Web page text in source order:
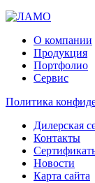
О компании
Продукция
Портфолио
Сервис
Политика
Дилерская
Контакты
Новости
Карта сайта